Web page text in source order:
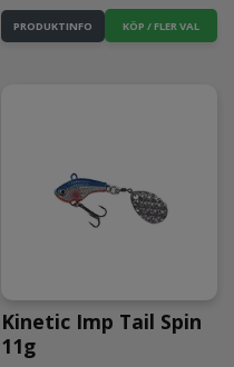
PRODUKTINFO KÖP / FLER VAL
Kinetic Imp Tail Spin
11g